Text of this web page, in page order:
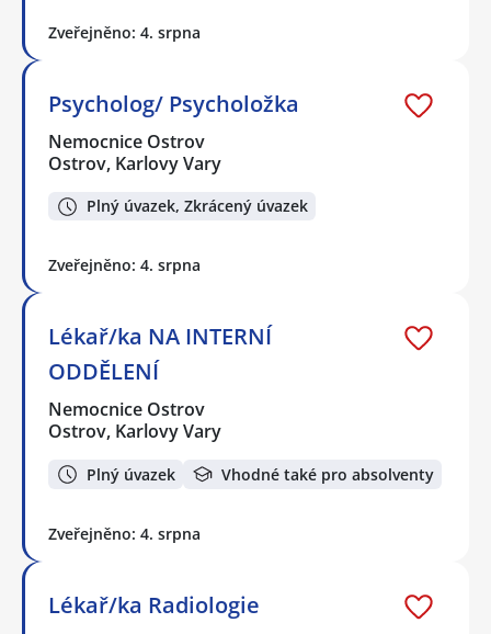
Zveřejněno: 4. srpna
Psycholog/ Psycholožka
Nemocnice Ostrov
Ostrov, Karlovy Vary
Plný úvazek, Zkrácený úvazek
Zveřejněno: 4. srpna
Lékař/ka NA INTERNÍ
ODDĚLENÍ
Nemocnice Ostrov
Ostrov, Karlovy Vary
Plný úvazek Vhodné také pro absolventy
Zveřejněno: 4. srpna
Lékař/ka Radiologie